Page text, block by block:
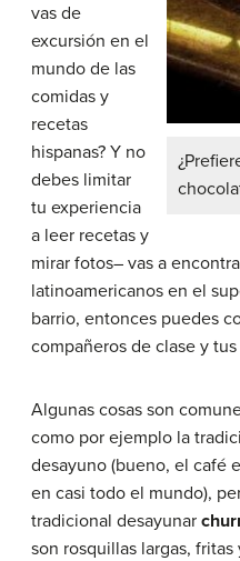
vas de
excursión en el
mundo de las
comidas y
recetas
hispanas? Y no
debes limitar
tu experiencia
a leer recetas y
mirar fotos– vas a
latinoamericanos en el
barrio, entonces puedes
compañeros de clase y
Algunas cosas son
como por ejemplo la
desayuno (bueno, el café
en casi todo el mundo),
tradicional desayunar
son rosquillas largas,